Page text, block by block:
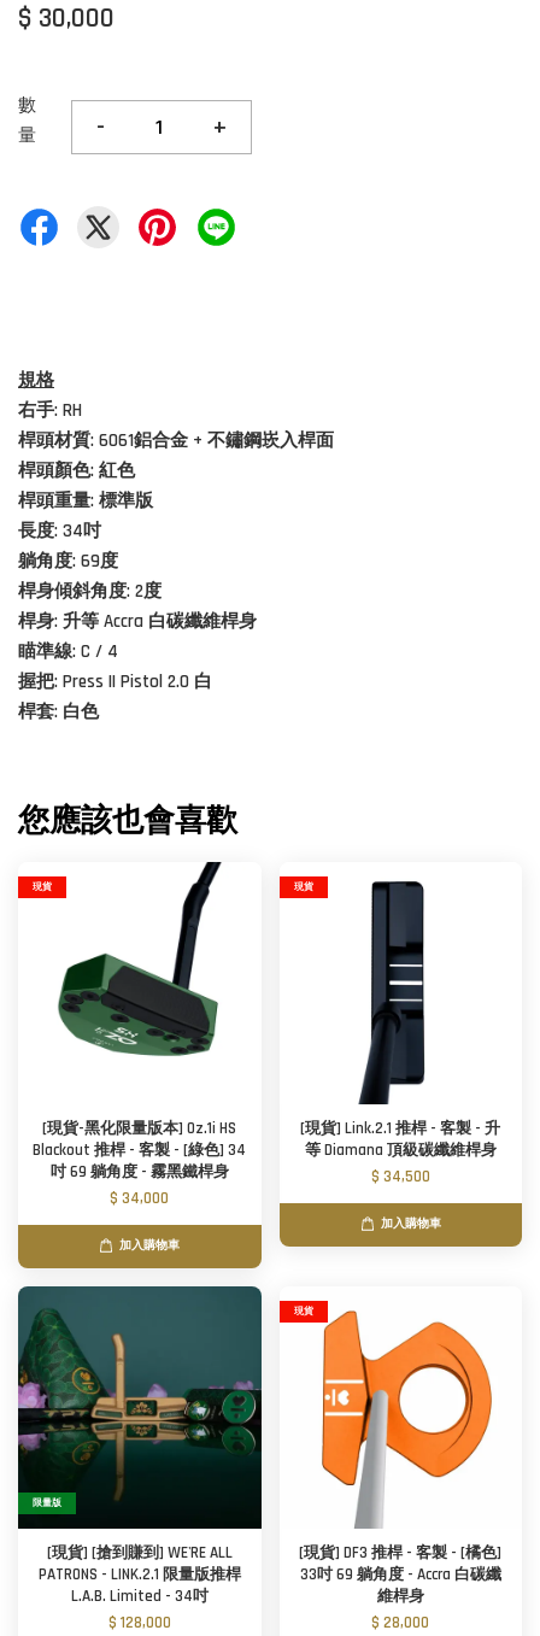
$ 30,000
數
量
- +
規格
右手: RH
桿頭材質: 6061鋁合金 + 不鏽鋼崁入桿面
桿頭顏色: 紅色
桿頭重量: 標準版
長度: 34吋
躺角度: 69度
桿身傾斜角度: 2度
桿身: 升等 Accra 白碳纖維桿身
瞄準線: C / 4
握把: Press II Pistol 2.0 白
桿套: 白色
您應該也會喜歡
現貨
[現貨-黑化限量版本] Oz.1i HS
Blackout 推桿 - 客製 - [綠色] 34
吋 69 躺角度 - 霧黑鐵桿身
$ 34,000
加入購物車
現貨
[現貨] Link.2.1 推桿 - 客製 - 升
等 Diamana 頂級碳纖維桿身
$ 34,500
加入購物車
限量版
[現貨] [搶到賺到] WE'RE ALL
PATRONS - LINK.2.1 限量版推桿
L.A.B. Limited - 34吋
$ 128,000
現貨
[現貨] DF3 推桿 - 客製 - [橘色]
33吋 69 躺角度 - Accra 白碳纖
維桿身
$ 28,000